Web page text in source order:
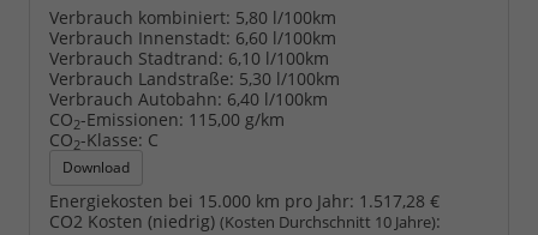
Verbrauch kombiniert: 5,80 l/100km
Verbrauch Innenstadt: 6,60 l/100km
Verbrauch Stadtrand: 6,10 l/100km
Verbrauch Landstraße: 5,30 l/100km
Verbrauch Autobahn: 6,40 l/100km
CO2-Emissionen: 115,00 g/km
CO2-Klasse: C
Download
Energiekosten bei 15.000 km pro Jahr: 1.517,28 €
CO2 Kosten (niedrig) (Kosten Durchschnitt 10 Jahre):